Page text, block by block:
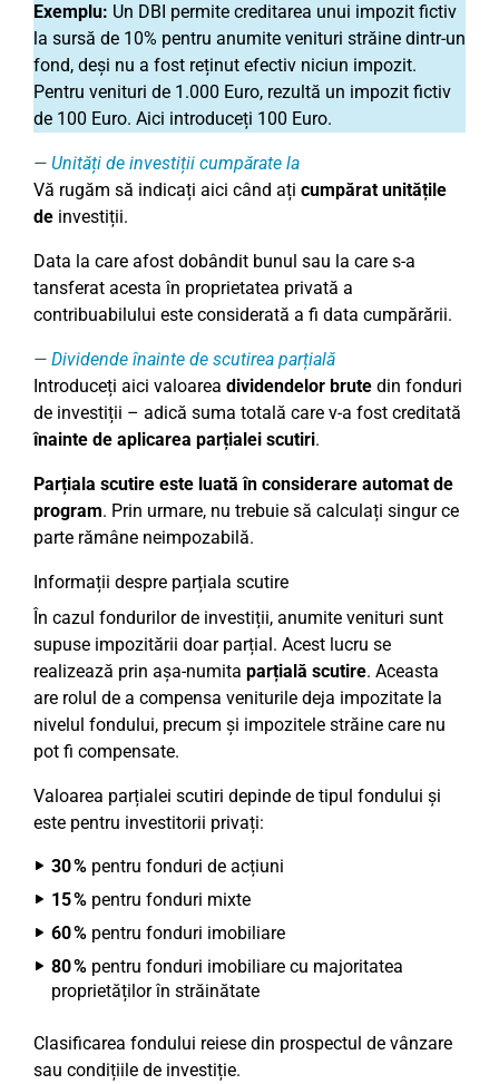
Exemplu: Un DBI permite creditarea unui impozit fictiv
la sursă de 10% pentru anumite venituri străine dintr-un
fond, deși nu a fost reținut efectiv niciun impozit.
Pentru venituri de 1.000 Euro, rezultă un impozit fictiv
de 100 Euro. Aici introduceți 100 Euro.
Unități de investiții cumpărate la
Vă rugăm să indicați aici când ați cumpărat unitățile
de investiții.
Data la care afost dobândit bunul sau la care s-a
tansferat acesta în proprietatea privată a
contribuabilului este considerată a fi data cumpărării.
Dividende înainte de scutirea parțială
Introduceți aici valoarea dividendelor brute din fonduri
de investiții – adică suma totală care v-a fost creditată
înainte de aplicarea parțialei scutiri.
Parțiala scutire este luată în considerare automat de
program. Prin urmare, nu trebuie să calculați singur ce
parte rămâne neimpozabilă.
Informații despre parțiala scutire
În cazul fondurilor de investiții, anumite venituri sunt
supuse impozitării doar parțial. Acest lucru se
realizează prin așa-numita parțială scutire. Aceasta
are rolul de a compensa veniturile deja impozitate la
nivelul fondului, precum și impozitele străine care nu
pot fi compensate.
Valoarea parțialei scutiri depinde de tipul fondului și
este pentru investitorii privați:
30 % pentru fonduri de acțiuni
15 % pentru fonduri mixte
60 % pentru fonduri imobiliare
80 % pentru fonduri imobiliare cu majoritatea
proprietăților în străinătate
Clasificarea fondului reiese din prospectul de vânzare
sau condițiile de investiție.